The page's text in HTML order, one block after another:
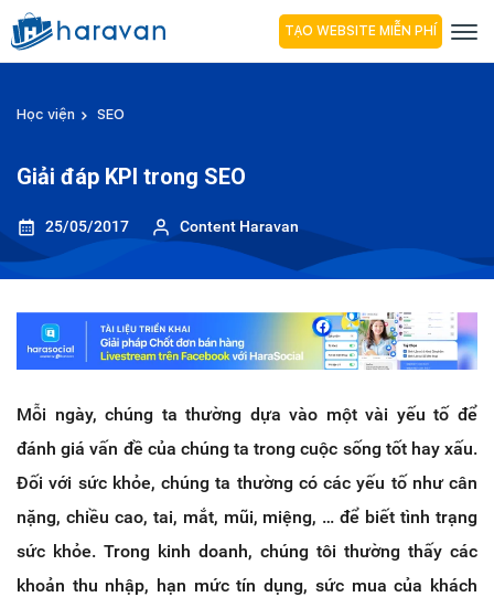
TẠO WEBSITE MIỄN PHÍ
Học viện SEO
Giải đáp KPI trong SEO
25/05/2017 Content Haravan
Mỗi ngày, chúng ta thường dựa vào một vài yếu tố để
đánh giá vấn đề của chúng ta trong cuộc sống tốt hay xấu.
Đối với sức khỏe, chúng ta thường có các yếu tố như cân
nặng, chiều cao, tai, mắt, mũi, miệng, … để biết tình trạng
sức khỏe. Trong kinh doanh, chúng tôi thường thấy các
khoản thu nhập, hạn mức tín dụng, sức mua của khách